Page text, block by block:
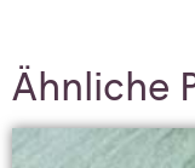
Ähnliche